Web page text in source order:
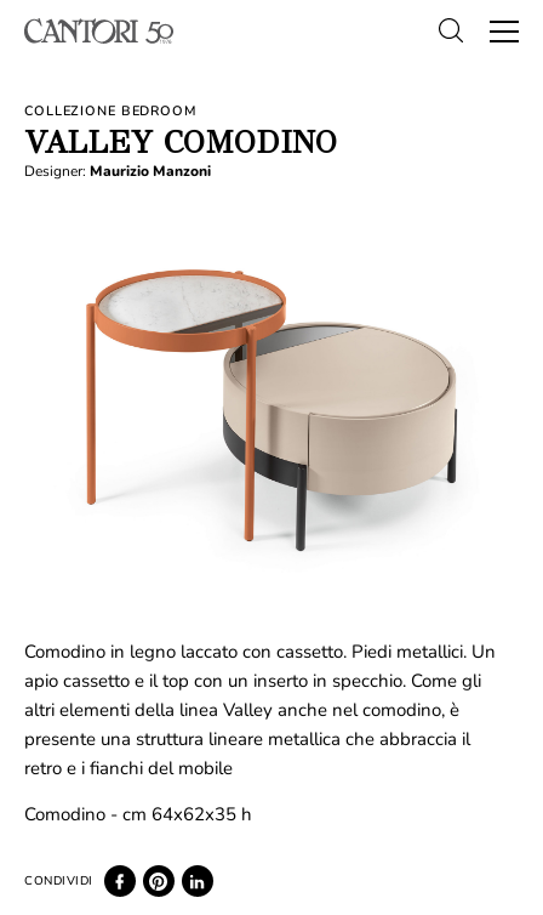
COLLEZIONE BEDROOM
VALLEY COMODINO
Designer: Maurizio Manzoni
Comodino in legno laccato con cassetto. Piedi metallici. Un
apio cassetto e il top con un inserto in specchio. Come gli
altri elementi della linea Valley anche nel comodino, è
presente una struttura lineare metallica che abbraccia il
retro e i fianchi del mobile
Comodino - cm 64x62x35 h